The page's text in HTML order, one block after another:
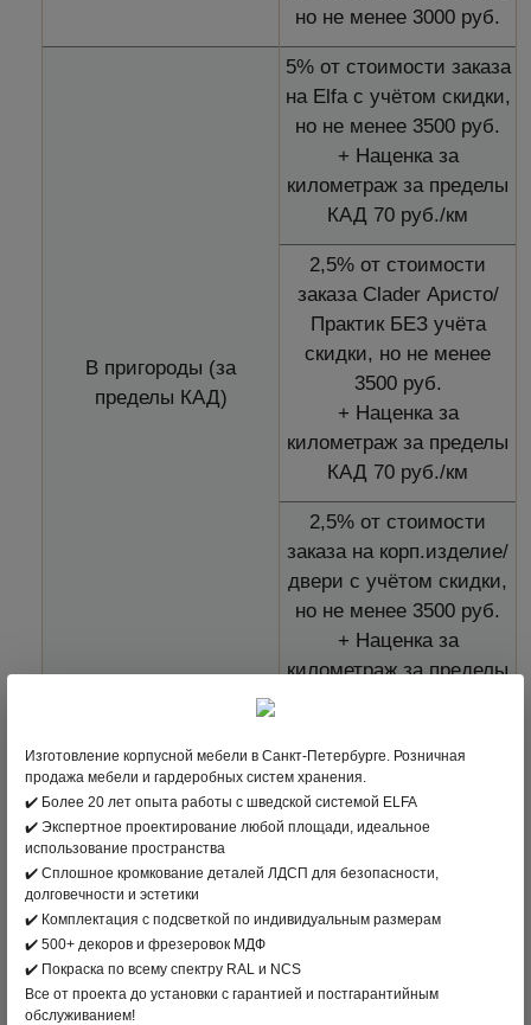
но не менее 3000 руб.
В пригороды (за
пределы КАД)
5% от стоимости заказа
на Elfa с учётом скидки,
но не менее 3500 руб.
+ Наценка за
километраж за пределы
КАД 70 руб./км
2,5% от стоимости
заказа Clader Аристо/
Практик БЕЗ учёта
скидки, но не менее
3500 руб.
+ Наценка за
километраж за пределы
КАД 70 руб./км
2,5% от стоимости
заказа на корп.изделие/
двери с учётом скидки,
но не менее 3500 руб.
+ Наценка за
километраж за пределы
Уточнить дату, время доставки Вы можете в
отделе логистики по телефону:(812) 449-20-40
доб. 125
Оплата
Выбирайте удобный для Вас способ
рассчитаться за заказ.
1. В сети салонов CLADER Вы можете
Изготовление корпусной мебели в Санкт-Петербурге. Розничная
продажа мебели и гардеробных систем хранения.
✔️ Более 20 лет опыта работы с шведской системой ELFA
✔️ Экспертное проектирование любой площади, идеальное
использование пространства
✔️ Сплошное кромкование деталей ЛДСП для безопасности,
долговечности и эстетики
✔️ Комплектация с подсветкой по индивидуальным размерам
✔️ 500+ декоров и фрезеровок МДФ
✔️ Покраска по всему спектру RAL и NCS
Все от проекта до установки с гарантией и постгарантийным
обслуживанием!